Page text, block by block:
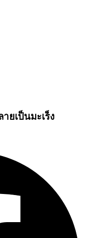
ยเป็นมะเร็ง